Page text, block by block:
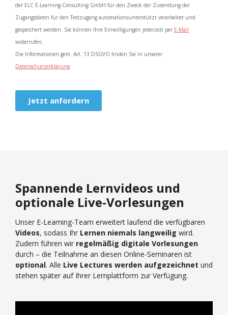
Spannende Lernvideos und
optionale Live-Vorlesungen
Unser E-Learning-Team erweitert laufend die verfügbaren
Videos, sodass Ihr Lernen niemals langweilig wird.
Zudem führen wir regelmäßig digitale Vorlesungen
durch – die Teilnahme an diesen Online-Seminaren ist
optional. Alle Live Lectures werden aufgezeichnet und
stehen später auf Ihrer Lernplattform zur Verfügung.